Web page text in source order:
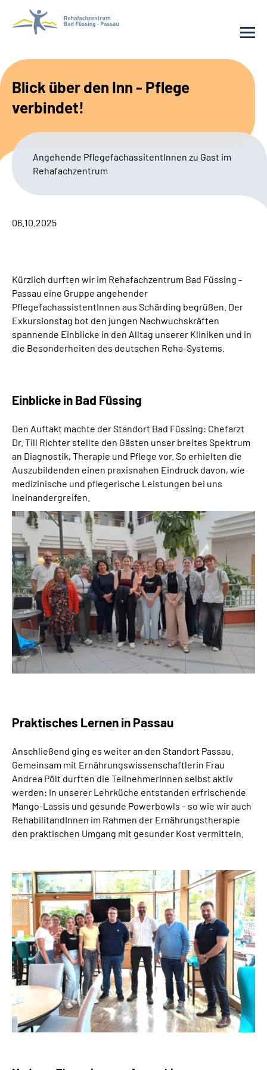
Rehafachzentrum
Karriere
Häufige Fragen
Blick über den Inn - Pflege
verbindet!
Angehende PflegefachassitentInnen zu Gast im
Rehafachzentrum
06.10.2025
Kürzlich durften wir im Rehafachzentrum Bad Füssing -
Passau eine Gruppe angehender
PflegefachassistentInnen aus Schärding begrüßen. Der
Exkursionstag bot den jungen Nachwuchskräften
spannende Einblicke in den Alltag unserer Kliniken und in
die Besonderheiten des deutschen Reha-Systems.
Einblicke in Bad Füssing
Den Auftakt machte der Standort Bad Füssing: Chefarzt
Dr. Till Richter stellte den Gästen unser breites Spektrum
an Diagnostik, Therapie und Pflege vor. So erhielten die
Auszubildenden einen praxisnahen Eindruck davon, wie
medizinische und pflegerische Leistungen bei uns
ineinandergreifen.
Praktisches Lernen in Passau
Anschließend ging es weiter an den Standort Passau.
Gemeinsam mit Ernährungswissenschaftlerin Frau
Andrea Pölt durften die TeilnehmerInnen selbst aktiv
werden: In unserer Lehrküche entstanden erfrischende
Mango-Lassis und gesunde Powerbowls – so wie wir auch
RehabilitandInnen im Rahmen der Ernährungstherapie
den praktischen Umgang mit gesunder Kost vermitteln.